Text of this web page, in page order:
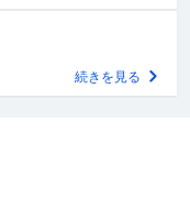
た。
続きを見る